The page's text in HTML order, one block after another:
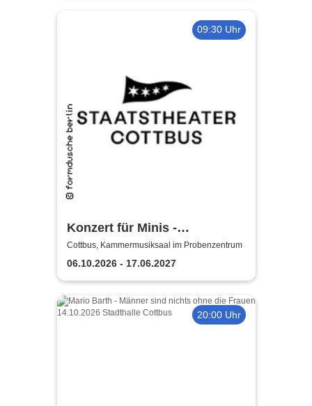
09:30 Uhr
Konzert für Minis -
Staatstheater Cottbus
Cottbus, Kammermusiksaal im Probenzentrum
06.10.2026 - 17.06.2027
20:00 Uhr